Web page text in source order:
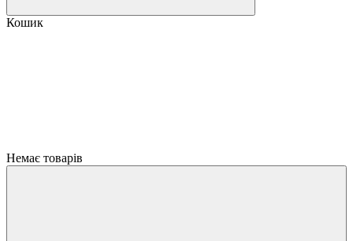
Кошик
Немає товарів